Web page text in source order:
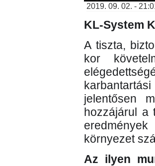
2019. 09. 02. -
KL-System
A tiszta,
kor
jelentősen
hozzájárul a
környezet
Az ilyen